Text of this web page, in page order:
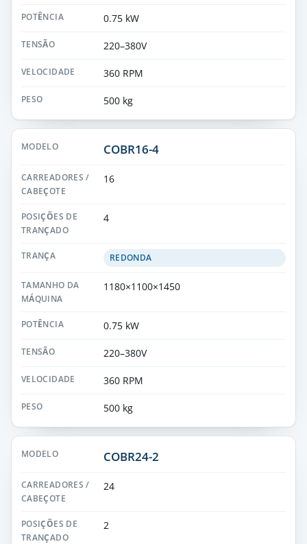
0.75 kW
220–380V
360 RPM
500 kg
COBR16-4
16
4
REDONDA
1180×1100×1450
0.75 kW
220–380V
360 RPM
500 kg
COBR24-2
24
2